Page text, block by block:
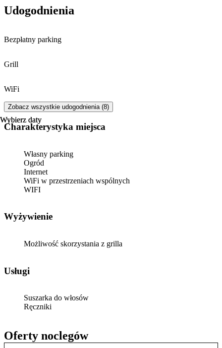
Wybierz daty
Oferty noclegów
Wybierz daty
Udogodnienia
Bezpłatny parking
Grill
WiFi
Zobacz wszystkie udogodnienia (8)
Charakterystyka miejsca
Własny parking
Ogród
Internet
WiFi w przestrzeniach wspólnych
WIFI
Wyżywienie
Możliwość skorzystania z grilla
Usługi
Suszarka do włosów
Ręczniki